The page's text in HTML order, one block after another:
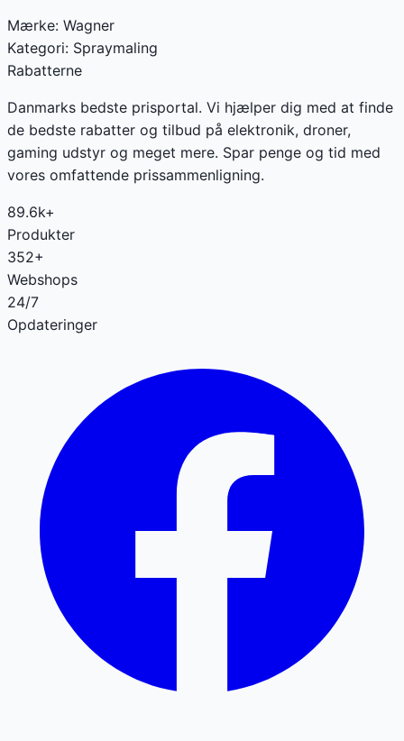
Mærke: Wagner
Kategori: Spraymaling
Rabatterne
Danmarks bedste prisportal. Vi hjælper dig med at finde
de bedste rabatter og tilbud på elektronik, droner,
gaming udstyr og meget mere. Spar penge og tid med
vores omfattende prissammenligning.
89.6k+
Produkter
352+
Webshops
24/7
Opdateringer